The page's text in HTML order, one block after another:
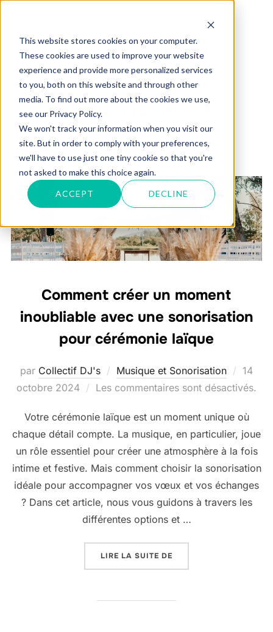
This website stores cookies on your computer.
These cookies are used to improve your website
experience and provide more personalized services
to you, both on this website and through other
media. To find out more about the cookies we use,
see our Privacy Policy.
We won't track your information when you visit our
site. But in order to comply with your preferences,
we'll have to use just one tiny cookie so that you're
not asked to make this choice again.
ACCEPT DECLINE
contenu
Rechercher :
ÉTIQUETTE :
Comment créer un moment
inoubliable avec une sonorisation
pour cérémonie laïque
par Collectif DJ's Musique et Sonorisation
Publié
le
14
octobre 2024
Les commentaires sont désactivés.
Votre cérémonie laïque est un moment unique où
chaque détail compte. La musique, en particulier, joue
un rôle essentiel pour créer une atmosphère à la fois
intime et festive. Mais comment choisir la sonorisation
idéale pour accompagner vos vœux et vos échanges
? Dans cet article, nous vous guidons à travers les
différentes options et …
LIRE LA SUITE DE